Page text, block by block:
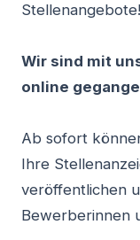
Stellenangebote!
Wir sind mit
online
Ab sofort
Ihre
veröffentlichen
Bewerberinnen